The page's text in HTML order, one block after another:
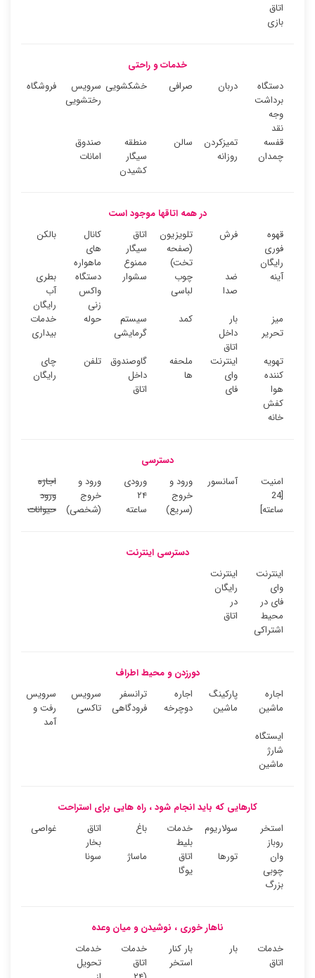
اتاق
بازی
خدمات و راحتی
دستگاه
برداشت
وجه
نقد
دربان صرافی خشکشویی سرویس
رختشویی
فروشگاه
قفسه
چمدان
تمیزکردن
روزانه
سالن
منطقه
سیگار
کشیدن
صندوق
امانات
در همه اتاقها موجود است
قهوه
فوری
رایگان
فرش
تلویزیون
(صفحه
تخت)
اتاق
سیگار
ممنوع
کانال
های
ماهواره
بالکن
آینه
ضد
صدا
چوب
لباسی
سشوار
دستگاه
واکس
زنی
بطری
آب
رایگان
میز
تحریر
بار
داخل
اتاق
کمد
سیستم
گرمایشی
حوله
خدمات
بیداری
تهویه
کننده
هوا
اینترنت
وای
فای
ملحفه
ها
گاوصندوق
داخل
اتاق
تلفن
چای
رایگان
کفش
خانه
دسترسی
امنیت
[24
ساعته]
آسانسور
ورود و
خروج
(سریع)
ورودی
۲۴
ساعته
ورود و
خروج
(شخصی)
اجازه
ورود
حیوانات
دسترسی اینترنت
اینترنت
وای
فای در
محیط
اشتراکی
اینترنت
رایگان
در
اتاق
دورزدن و محیط اطراف
اجاره
ماشین
پارکینگ
ماشین
اجاره
دوچرخه
ترانسفر
فرودگاهی
سرویس
تاکسی
سرویس
رفت و
آمد
ایستگاه
شارژ
ماشین
کارهایی که باید انجام شود ، راه هایی برای استراحت
استخر
روباز
سولاریوم
خدمات
بلیط
باغ
اتاق
بخار
غواصی
وان
چوبی
بزرگ
تورها
اتاق
یوگا
ماساژ سونا
ناهار خوری ، نوشیدن و میان وعده
خدمات
اتاق
بار
بار کنار
استخر
خدمات
اتاق
خدمات
تحویل